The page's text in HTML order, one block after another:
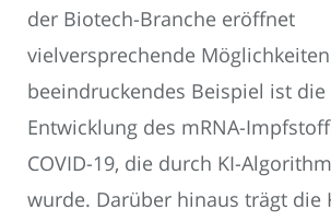
der Biotech-Branche eröffnet
vielversprechende
beeindruckendes Beispiel ist
Entwicklung des mRNA-
COVID-19, die durch KI-
wurde. Darüber hinaus trägt die